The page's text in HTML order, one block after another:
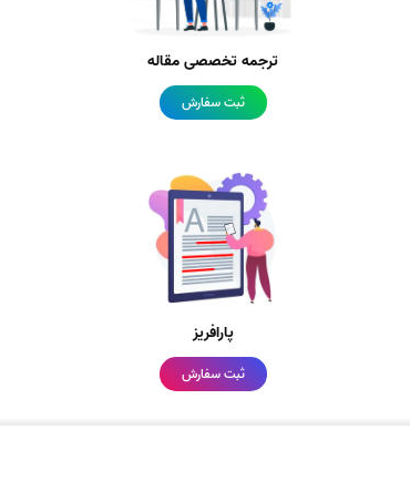
ترجمه تخصصی مقاله
ثبت سفارش
پارافریز
ثبت سفارش